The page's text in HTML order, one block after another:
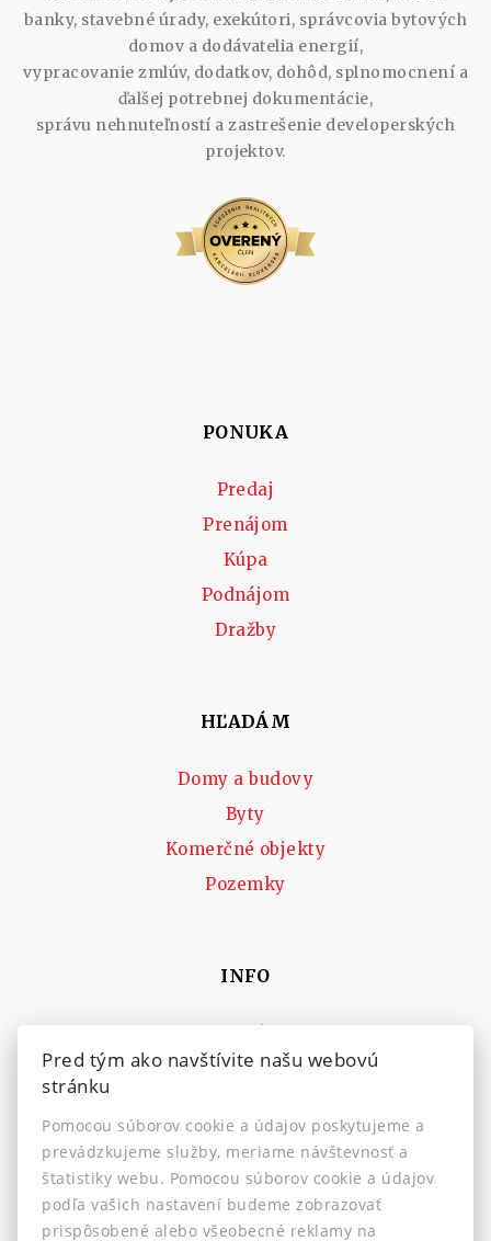
banky, stavebné úrady, exekútori, správcovia bytových
domov a dodávatelia energií,
vypracovanie zmlúv, dodatkov, dohôd, splnomocnení a
ďalšej potrebnej dokumentácie,
správu nehnuteľností a zastrešenie developerských
projektov.
PONUKA
Predaj
Prenájom
Kúpa
Podnájom
Dražby
HĽADÁM
Domy a budovy
Byty
Komerčné objekty
Pozemky
INFO
Napíšte nám
Nastavenie cookies
Pred tým ako navštívite našu webovú
stránku
Pomocou súborov cookie a údajov poskytujeme a
prevádzkujeme služby, meriame návštevnosť a
štatistiky webu. Pomocou súborov cookie a údajov
podľa vašich nastavení budeme zobrazovať
prispôsobené alebo všeobecné reklamy na